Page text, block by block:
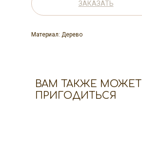
ЗАКАЗАТЬ
Материал: Дерево
ВАМ ТАКЖЕ МОЖЕТ
ПРИГОДИТЬСЯ